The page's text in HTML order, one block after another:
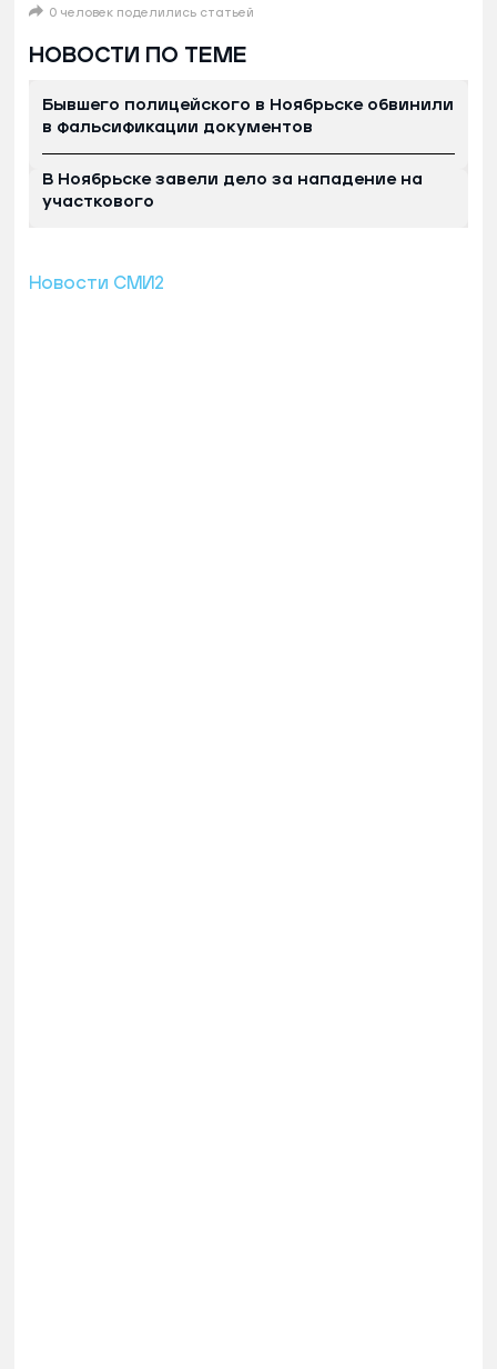
0 человек поделились статьей
НОВОСТИ ПО ТЕМЕ
Бывшего полицейского в Ноябрьске обвинили
в фальсификации документов
В Ноябрьске завели дело за нападение на
участкового
Новости СМИ2